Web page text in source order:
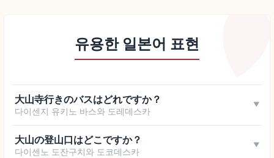
유용한 일본어 표현
大山寺行きのバスはどれですか？
다이센지 유키노 바스와 도레데스카
▼
大山の登山口はどこですか？
다이센노 도잔구치와 도코데스카
▼